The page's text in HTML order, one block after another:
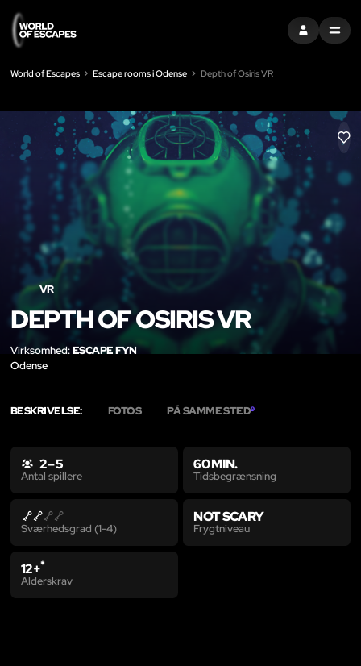
LOG INDMENU
World of Escapes Escape rooms i Odense Depth of Osiris VR
LIKE
VR
DEPTH OF OSIRIS VR
Virksomhed:ESCAPE FYN
Odense
BESKRIVELSE: FOTOS PÅ SAMME STED9
2 – 5
Antal spillere
60 MIN.
Tidsbegrænsning
Sværhedsgrad (1-4)
NOT SCARY
Frygtniveau
12+*
Alderskrav